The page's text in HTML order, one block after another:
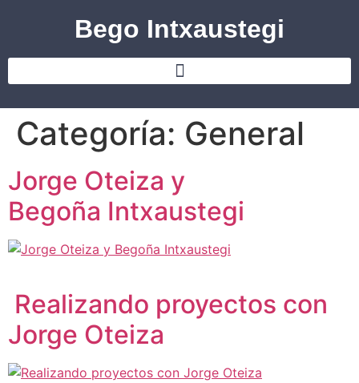
Bego Intxaustegi
Categoría: General
Jorge Oteiza y
Begoña Intxaustegi
Realizando proyectos con
Jorge Oteiza